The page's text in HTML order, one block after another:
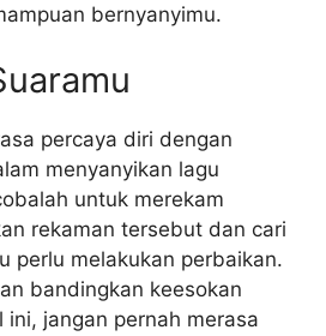
bernyanyimu.
percaya diri dengan
menyanyikan lagu
untuk merekam
rekaman tersebut dan cari
perlu melakukan perbaikan.
bandingkan keesokan
ini, jangan pernah merasa